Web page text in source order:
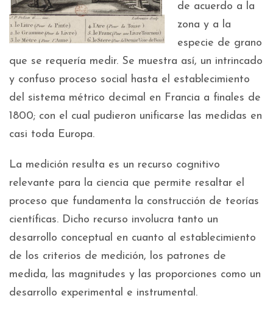
de acuerdo a la
zona y a la
especie de grano
que se requería medir. Se muestra así, un intrincado
y confuso proceso social hasta el establecimiento
del sistema métrico decimal en Francia a finales de
1800; con el cual pudieron unificarse las medidas en
casi toda Europa.
La medición resulta es un recurso cognitivo
relevante para la ciencia que permite resaltar el
proceso que fundamenta la construcción de teorías
científicas. Dicho recurso involucra tanto un
desarrollo conceptual en cuanto al establecimiento
de los criterios de medición, los patrones de
medida, las magnitudes y las proporciones como un
desarrollo experimental e instrumental.